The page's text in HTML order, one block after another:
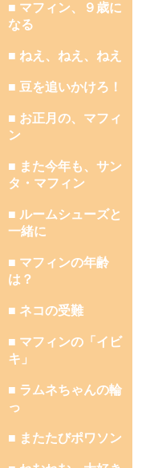
■ マフィン、９歳に
なる
■ ねえ、ねえ、ねえ
■ 豆を追いかけろ！
■ お正月の、マフィ
ン
■ また今年も、サン
タ・マフィン
■ ルームシューズと
一緒に
■ マフィンの年齢
は？
■ ネコの受難
■ マフィンの「イビ
キ」
■ ラムネちゃんの輪
っ
■ またたびポワソン